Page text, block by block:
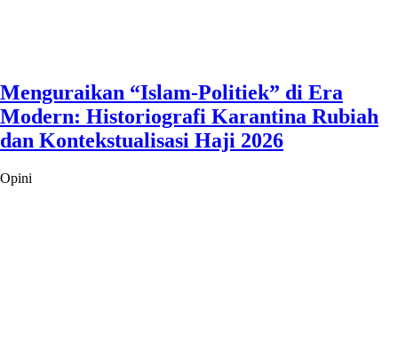
Menguraikan “Islam-Politiek” di Era
Modern: Historiografi Karantina Rubiah
dan Kontekstualisasi Haji 2026
Opini